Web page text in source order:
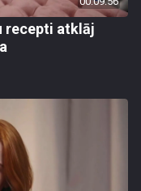
recepti atklāj